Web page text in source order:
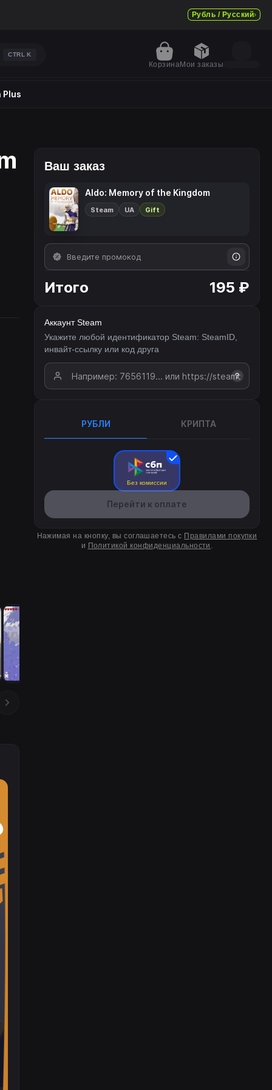
Рубль / Русский
CTRL K
КорзинаМои заказы
Ваш заказ
Aldo: Memory of the Kingdom
Steam UA Gift
Итого 195 ₽
Аккаунт Steam
Укажите любой идентификатор Steam: SteamID,
инвайт-ссылку или код друга
?
РУБЛИ КРИПТА
Без комиссии
Перейти к оплате
Нажимая на кнопку, вы соглашаетесь с Правилами покупки
и Политикой конфиденциальности .